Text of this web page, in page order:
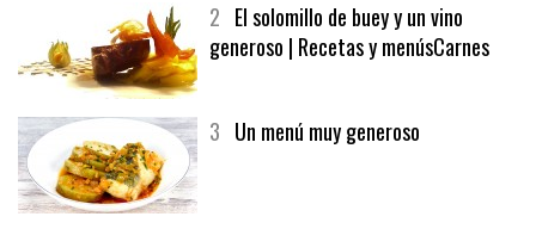
2 El solomillo de buey y un vino
generoso | Recetas y menúsCarnes
3 Un menú muy generoso